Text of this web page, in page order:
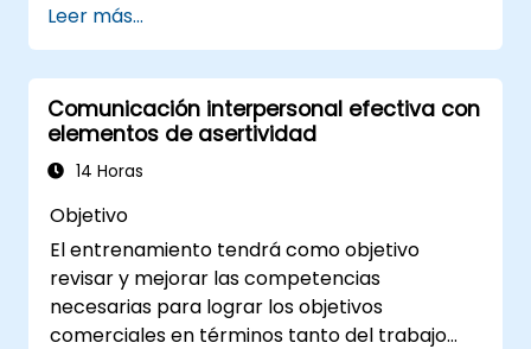
Comunicarse eficazmente con diversas
personas para lograr resultados
mutuamente beneficiosos siempre que
sea posible.
Gestionar adecuadamente situaciones
difíciles.
Leer más...
Comunicación interpersonal efectiva con
elementos de asertividad
14 Horas
Objetivo
El entrenamiento tendrá como objetivo
revisar y mejorar las competencias
necesarias para lograr los objetivos
comerciales en términos tanto del trabajo